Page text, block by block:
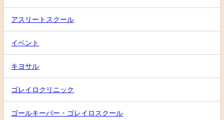
アスリートスクール
イベント
キヨサル
ゴレイロクリニック
ゴールキーパー・ゴレイロスクール